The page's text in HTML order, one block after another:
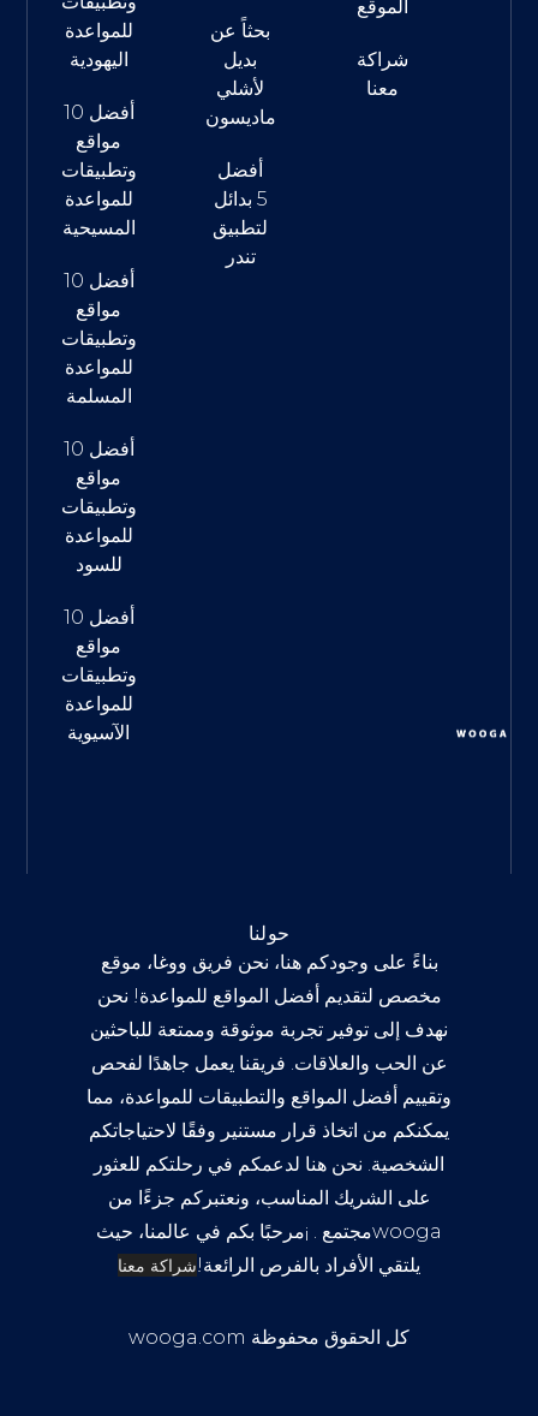
الموقع
شراكة
معنا
بحثاً عن
بديل
لأشلي
ماديسون
أفضل
5 بدائل
لتطبيق
تندر
للمواعدة
اليهودية
أفضل 10
مواقع
وتطبيقات
للمواعدة
المسيحية
أفضل 10
مواقع
وتطبيقات
للمواعدة
المسلمة
أفضل 10
مواقع
وتطبيقات
للمواعدة
للسود
أفضل 10
مواقع
وتطبيقات
للمواعدة
الآسيوية
حولنا
بناءً على وجودكم هنا، نحن فريق ووغا، موقع
مخصص لتقديم أفضل المواقع للمواعدة! نحن
نهدف إلى توفير تجربة موثوقة وممتعة للباحثين
عن الحب والعلاقات. فريقنا يعمل جاهدًا لفحص
وتقييم أفضل المواقع والتطبيقات للمواعدة، مما
يمكنكم من اتخاذ قرار مستنير وفقًا لاحتياجاتكم
الشخصية. نحن هنا لدعمكم في رحلتكم للعثور
على الشريك المناسب، ونعتبركم جزءًا من
woogaمجتمع . ¡مرحبًا بكم في عالمنا، حيث
يلتقي الأفراد بالفرص الرائعة!شراكة معنا
كل الحقوق محفوظة wooga.com